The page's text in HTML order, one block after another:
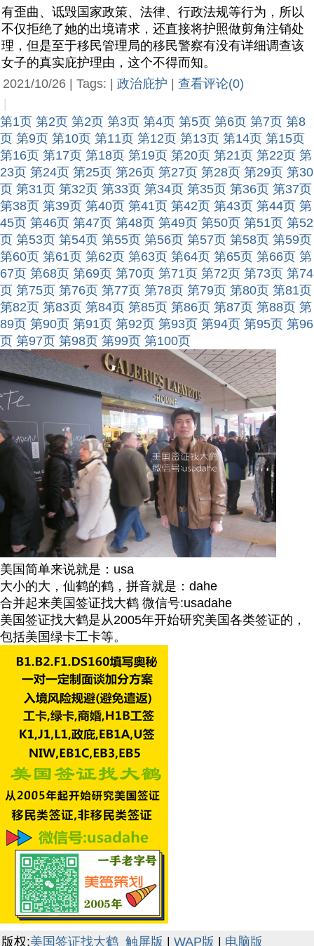
有歪曲、诋毁国家政策、法律、行政法规等行为，所以
不仅拒绝了她的出境请求，还直接将护照做剪角注销处
理，但是至于移民管理局的移民警察有没有详细调查该
女子的真实庇护理由，这个不得而知。
2021/10/26 | Tags: | 政治庇护
查看评论(0)
第1页 第2页 第2页 第3页 第4页 第5页 第6页 第7页 第8
页 第9页 第10页 第11页 第12页 第13页 第14页 第15页
第16页 第17页 第18页 第19页 第20页 第21页 第22页 第
23页 第24页 第25页 第26页 第27页 第28页 第29页 第30
页 第31页 第32页 第33页 第34页 第35页 第36页 第37页
第38页 第39页 第40页 第41页 第42页 第43页 第44页 第
45页 第46页 第47页 第48页 第49页 第50页 第51页 第52
页 第53页 第54页 第55页 第56页 第57页 第58页 第59页
第60页 第61页 第62页 第63页 第64页 第65页 第66页 第
67页 第68页 第69页 第70页 第71页 第72页 第73页 第74
页 第75页 第76页 第77页 第78页 第79页 第80页 第81页
第82页 第83页 第84页 第85页 第86页 第87页 第88页 第
89页 第90页 第91页 第92页 第93页 第94页 第95页 第96
页 第97页 第98页 第99页 第100页
美国简单来说就是：usa
大小的大，仙鹤的鹤，拼音就是：dahe
合并起来美国签证找大鹤 微信号:usadahe
美国签证找大鹤是从2005年开始研究美国各类签证的，
包括美国绿卡工卡等。
版权:美国签证找大鹤 触屏版 | WAP版 | 电脑版